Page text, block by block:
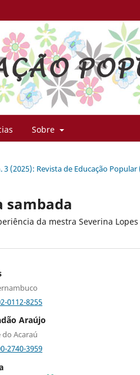
Sobre
3 (2025): Revista de Educação Popular
sambada
da mestra Severina
0112-8255
Araújo
Acaraú
2740-3959